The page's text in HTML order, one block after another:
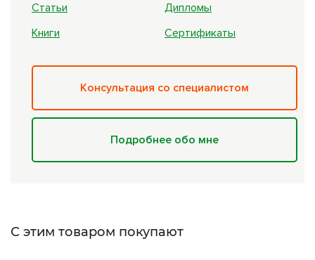
Статьи
Дипломы
Книги
Сертификаты
Консультация со специалистом
Подробнее обо мне
С этим товаром покупают